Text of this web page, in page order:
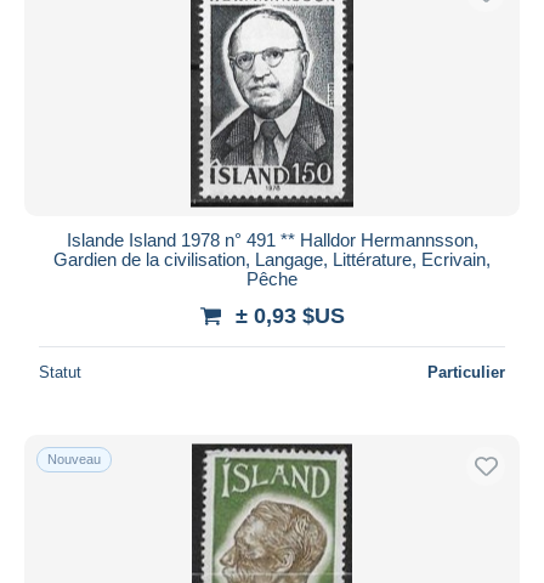
Islande Island 1978 n° 491 ** Halldor Hermannsson,
Gardien de la civilisation, Langage, Littérature, Ecrivain,
Pêche
± 0,93 $US
Statut Particulier
Nouveau